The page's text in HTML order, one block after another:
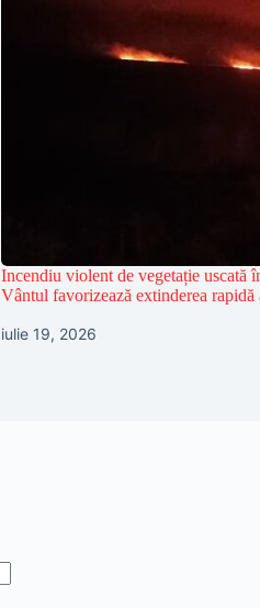
Incendiu violent de vegetație uscată
Vântul favorizează extinderea rapidă
iulie 19, 2026